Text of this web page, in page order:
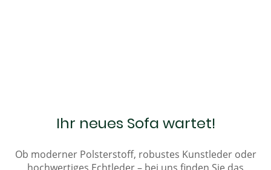
Ihr neues Sofa wartet!
Ob moderner Polsterstoff, robustes Kunstleder oder